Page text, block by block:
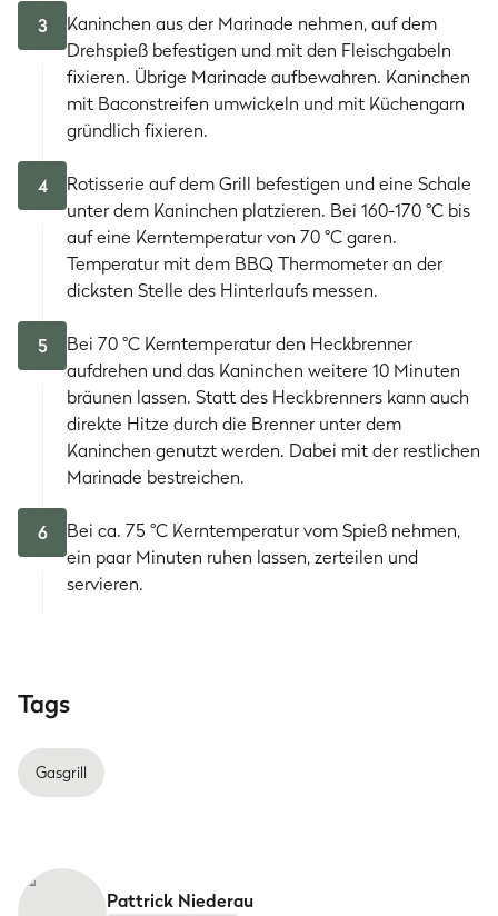
3
Kaninchen aus der Marinade nehmen, auf dem
Drehspieß befestigen und mit den Fleischgabeln
fixieren. Übrige Marinade aufbewahren. Kaninchen
mit Baconstreifen umwickeln und mit Küchengarn
gründlich fixieren.
4
Rotisserie auf dem Grill befestigen und eine Schale
unter dem Kaninchen platzieren. Bei 160-170 °C bis
auf eine Kerntemperatur von 70 °C garen.
Temperatur mit dem BBQ Thermometer an der
dicksten Stelle des Hinterlaufs messen.
5
Bei 70 °C Kerntemperatur den Heckbrenner
aufdrehen und das Kaninchen weitere 10 Minuten
bräunen lassen. Statt des Heckbrenners kann auch
direkte Hitze durch die Brenner unter dem
Kaninchen genutzt werden. Dabei mit der restlichen
Marinade bestreichen.
6
Bei ca. 75 °C Kerntemperatur vom Spieß nehmen,
ein paar Minuten ruhen lassen, zerteilen und
servieren.
Tags
Gasgrill
Pattrick Niederau